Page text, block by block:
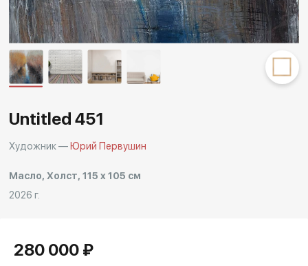
Untitled 451
Художник — Юрий Первушин
Масло, Холст, 115 x 105 см
2026 г.
280 000 ₽